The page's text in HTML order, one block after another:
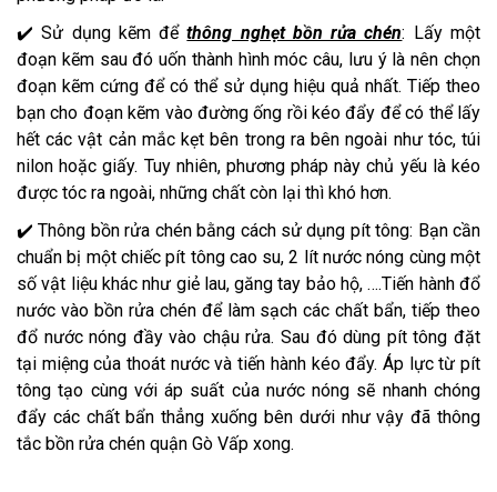
✔️ Sử dụng kẽm đểthông nghẹt bồn rửa chén: Lấy một
đoạn kẽm sau đó uốn thành hình móc câu, lưu ý là nên chọn
đoạn kẽm cứng để có thể sử dụng hiệu quả nhất. Tiếp theo
bạn cho đoạn kẽm vào đường ống rồi kéo đẩy để có thể lấy
hết các vật cản mắc kẹt bên trong ra bên ngoài như tóc, túi
nilon hoặc giấy. Tuy nhiên, phương pháp này chủ yếu là kéo
được tóc ra ngoài, những chất còn lại thì khó hơn.
✔️ Thông bồn rửa chén bằng cách sử dụng pít tông: Bạn cần
chuẩn bị một chiếc pít tông cao su, 2 lít nước nóng cùng một
số vật liệu khác như giẻ lau, găng tay bảo hộ, ….Tiến hành đổ
nước vào bồn rửa chén để làm sạch các chất bẩn, tiếp theo
đổ nước nóng đầy vào chậu rửa. Sau đó dùng pít tông đặt
tại miệng của thoát nước và tiến hành kéo đẩy. Áp lực từ pít
tông tạo cùng với áp suất của nước nóng sẽ nhanh chóng
đẩy các chất bẩn thẳng xuống bên dưới như vậy đã thông
tắc bồn rửa chén quận Gò Vấp xong.